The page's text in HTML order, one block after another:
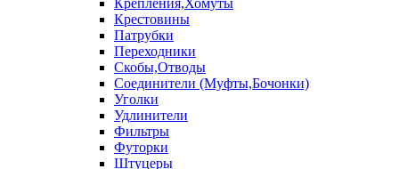
Крепления,Хомуты
Крестовины
Патрубки
Переходники
Скобы,Отводы
Соединители (Муфты,Бочонки)
Уголки
Удлинители
Фильтры
Футорки
Штуцеры